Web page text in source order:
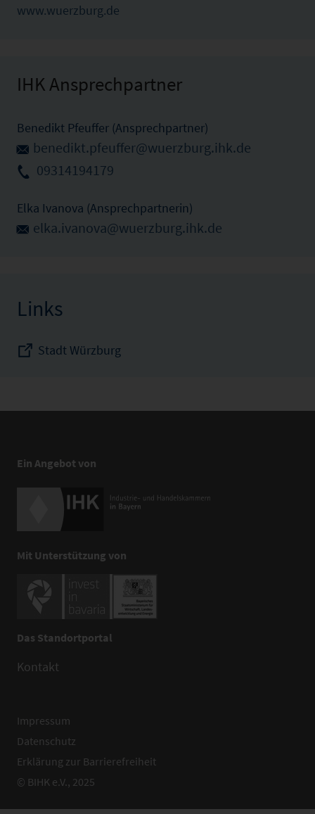
www.wuerzburg.de
IHK Ansprechpartner
Benedikt Pfeuffer (Ansprechpartner)
benedikt.pfeuffer@wuerzburg.ihk.de
09314194179
Elka Ivanova (Ansprechpartnerin)
elka.ivanova@wuerzburg.ihk.de
Links
Stadt Würzburg
Ein Angebot von
Mit Unterstützung von
Das Standortportal
Kontakt
Impressum
Datenschutz
Erklärung zur Barrierefreiheit
© BIHK e.V., 2025